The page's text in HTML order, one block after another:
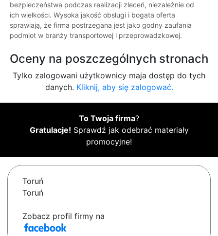
bezpieczeństwa podczas realizacji zleceń, niezależnie od
ich wielkości. Wysoka jakość obsługi i bogata oferta
sprawiają, że firma postrzegana jest jako godny zaufania
podmiot w branży transportowej i przeprowadzkowej.
Oceny na poszczególnych stronach
Tylko zalogowani użytkownicy maja dostęp do tych
danych. Kliknij, aby się zalogować.
To Twoja firma?
Gratulacje! Sprawdź jak odebrać materiały
promocyjne!
Toruń
Toruń
Zobacz profil firmy na